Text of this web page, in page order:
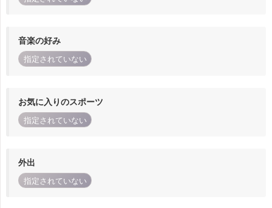
音楽の好み
指定されていない
お気に入りのスポーツ
指定されていない
外出
指定されていない